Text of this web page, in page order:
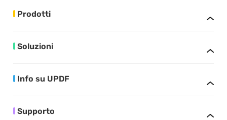
Prodotti
Soluzioni
Info su UPDF
Supporto